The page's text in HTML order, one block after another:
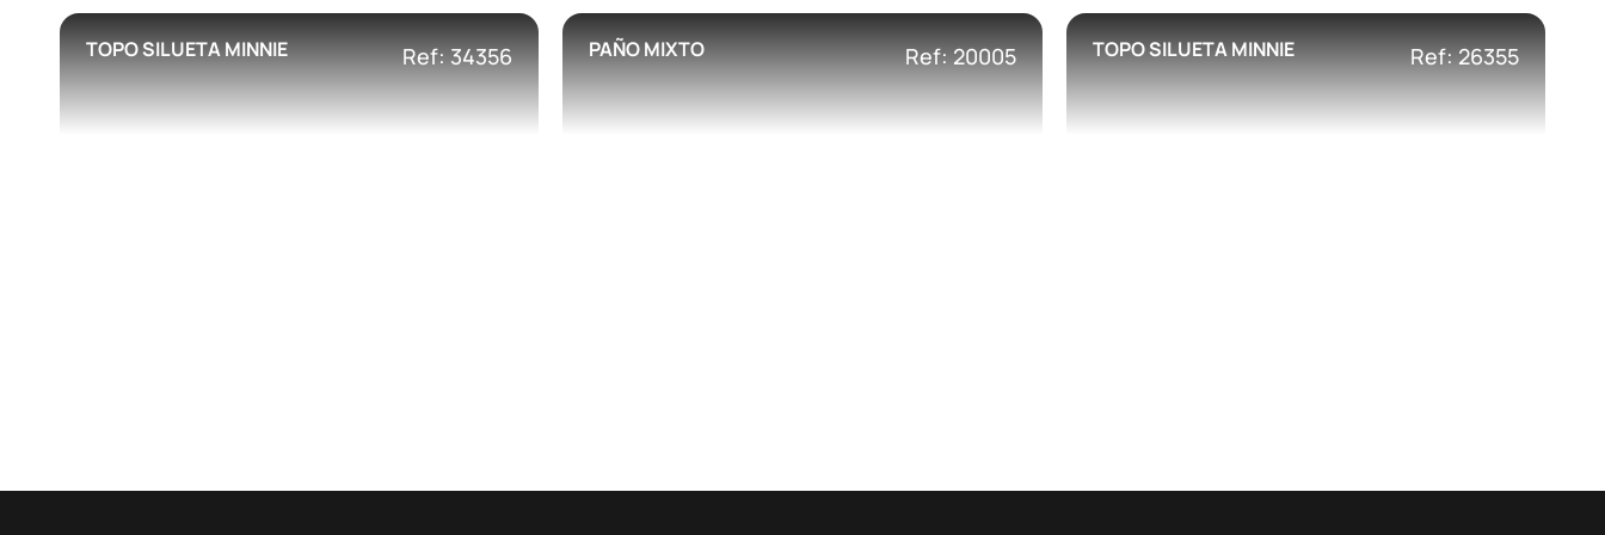
TOPO SILUETA MINNIE Ref: 34356 PAÑO MIXTO Ref: 20005 TOPO SILUETA MINNIE Ref: 26355